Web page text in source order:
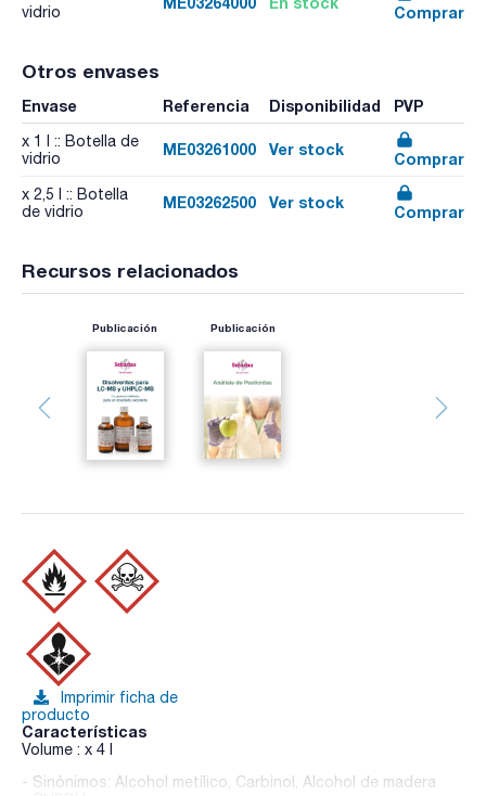
vidrio
Comprar
Otros envases
Envase Referencia Disponibilidad PVP
x 1 l :: Botella de
vidrio
ME03261000 Ver stock
Comprar
x 2,5 l :: Botella
de vidrio
ME03262500 Ver stock
Comprar
Recursos relacionados
Publicación Publicación
Imprimir ficha de
producto
Características
Volume : x 4 l
- Sinónimos: Alcohol metílico, Carbinol, Alcohol de madera